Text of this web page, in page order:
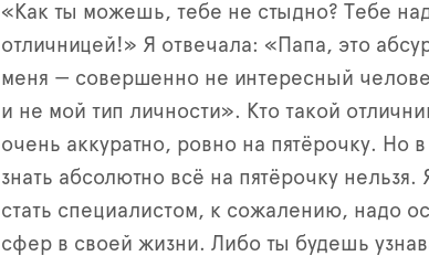
«Как ты можешь, тебе не стыдно? Тебе
отличницей!» Я отвечала: «Папа, это
меня — совершенно не интересный
и не мой тип личности». Кто такой
очень аккуратно, ровно на пятёрочку. Но
знать абсолютно всё на пятёрочку нельзя.
стать специалистом, к сожалению, надо
сфер в своей жизни. Либо ты будешь